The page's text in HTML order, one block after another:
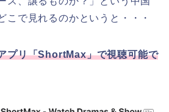
こで見れるのかというと・・・
プリ「ShortMax」で視聴可能で